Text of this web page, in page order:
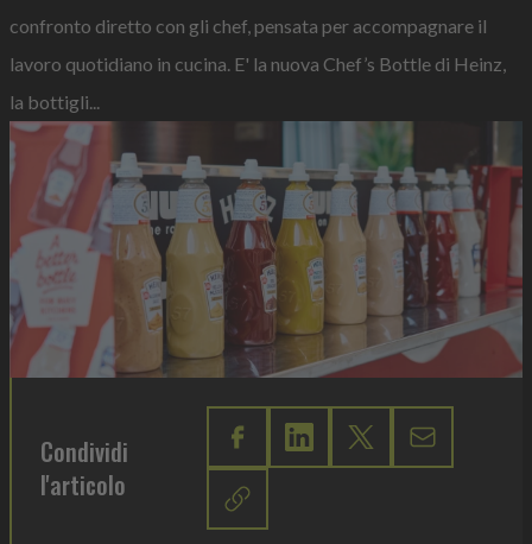
confronto diretto con gli chef, pensata per accompagnare il
lavoro quotidiano in cucina. E' la nuova Chef’s Bottle di Heinz,
la bottigli...
Condividi
l'articolo